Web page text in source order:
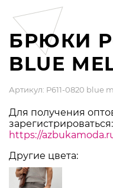
БРЮКИ
BLUE
Артикул: P611-0820 blue
Для получения
зарегистрироваться:
https://
Другие цвета: